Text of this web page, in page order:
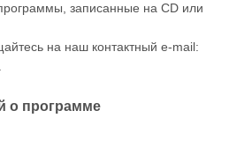
записанные на CD или
на наш контактный e-mail:
.
о программе